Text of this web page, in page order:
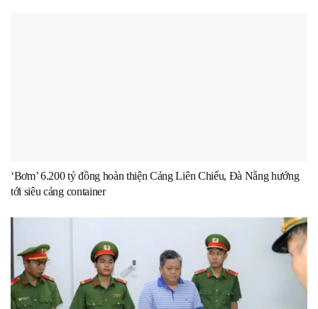
‘Bơm’ 6.200 tỷ đồng hoàn thiện Cảng Liên Chiểu, Đà Nẵng hướng
tới siêu cảng container